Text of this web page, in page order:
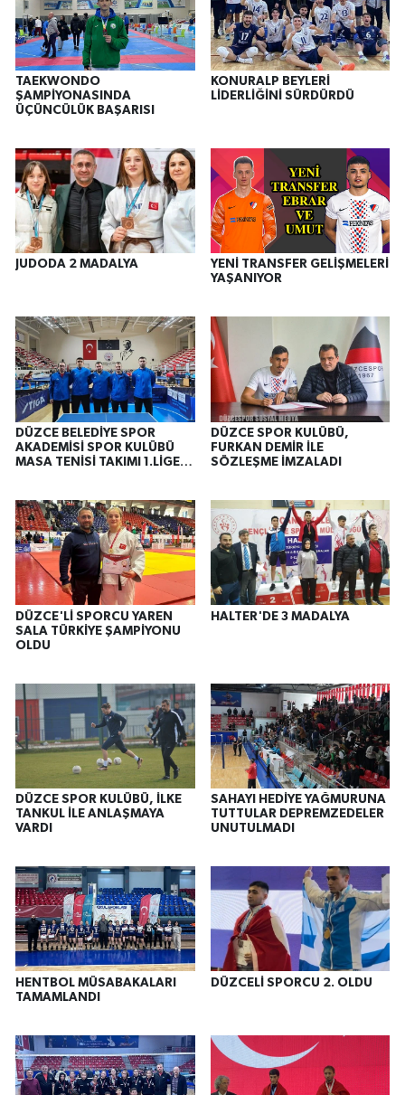
TAEKWONDO
ŞAMPİYONASINDA
ÜÇÜNCÜLÜK BAŞARISI
KONURALP BEYLERİ
LİDERLİĞİNİ SÜRDÜRDÜ
JUDODA 2 MADALYA
YENİ TRANSFER GELİŞMELERİ
YAŞANIYOR
DÜZCE BELEDİYE SPOR
AKADEMİSİ SPOR KULÜBÜ
MASA TENİSİ TAKIMI 1.LİGE
DÜZCE SPOR KULÜBÜ,
FURKAN DEMİR İLE
SÖZLEŞME İMZALADI
DÜZCE'Lİ SPORCU YAREN
SALA TÜRKİYE ŞAMPİYONU
OLDU
HALTER'DE 3 MADALYA
DÜZCE SPOR KULÜBÜ, İLKE
TANKUL İLE ANLAŞMAYA
VARDI
SAHAYI HEDİYE YAĞMURUNA
TUTTULAR DEPREMZEDELER
UNUTULMADI
HENTBOL MÜSABAKALARI
TAMAMLANDI
DÜZCELİ SPORCU 2. OLDU